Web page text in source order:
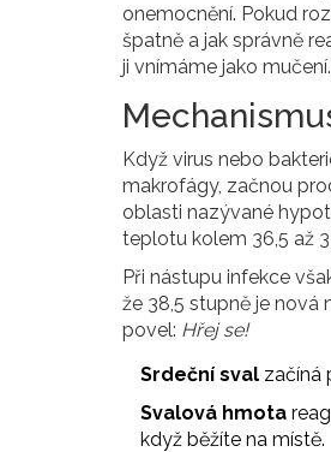
onemocnění. Pokud
špatně a jak správně
ji vnímáme jako mučení.
Když virus nebo
makrofágy, začnou
oblasti nazývané
teplotu kolem 36,5 až
Při nástupu infekce
že 38,5 stupně je nová
povel: Hřej se!
Srdeční sval začíná
Svalová hmota
když běžíte na místě.